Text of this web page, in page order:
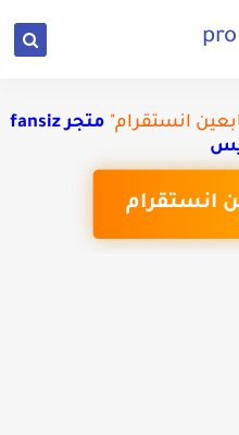
انستقرام"
متجر fansiz
انستقرام